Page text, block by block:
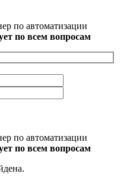
по автоматизации
по всем вопросам
по автоматизации
по всем вопросам